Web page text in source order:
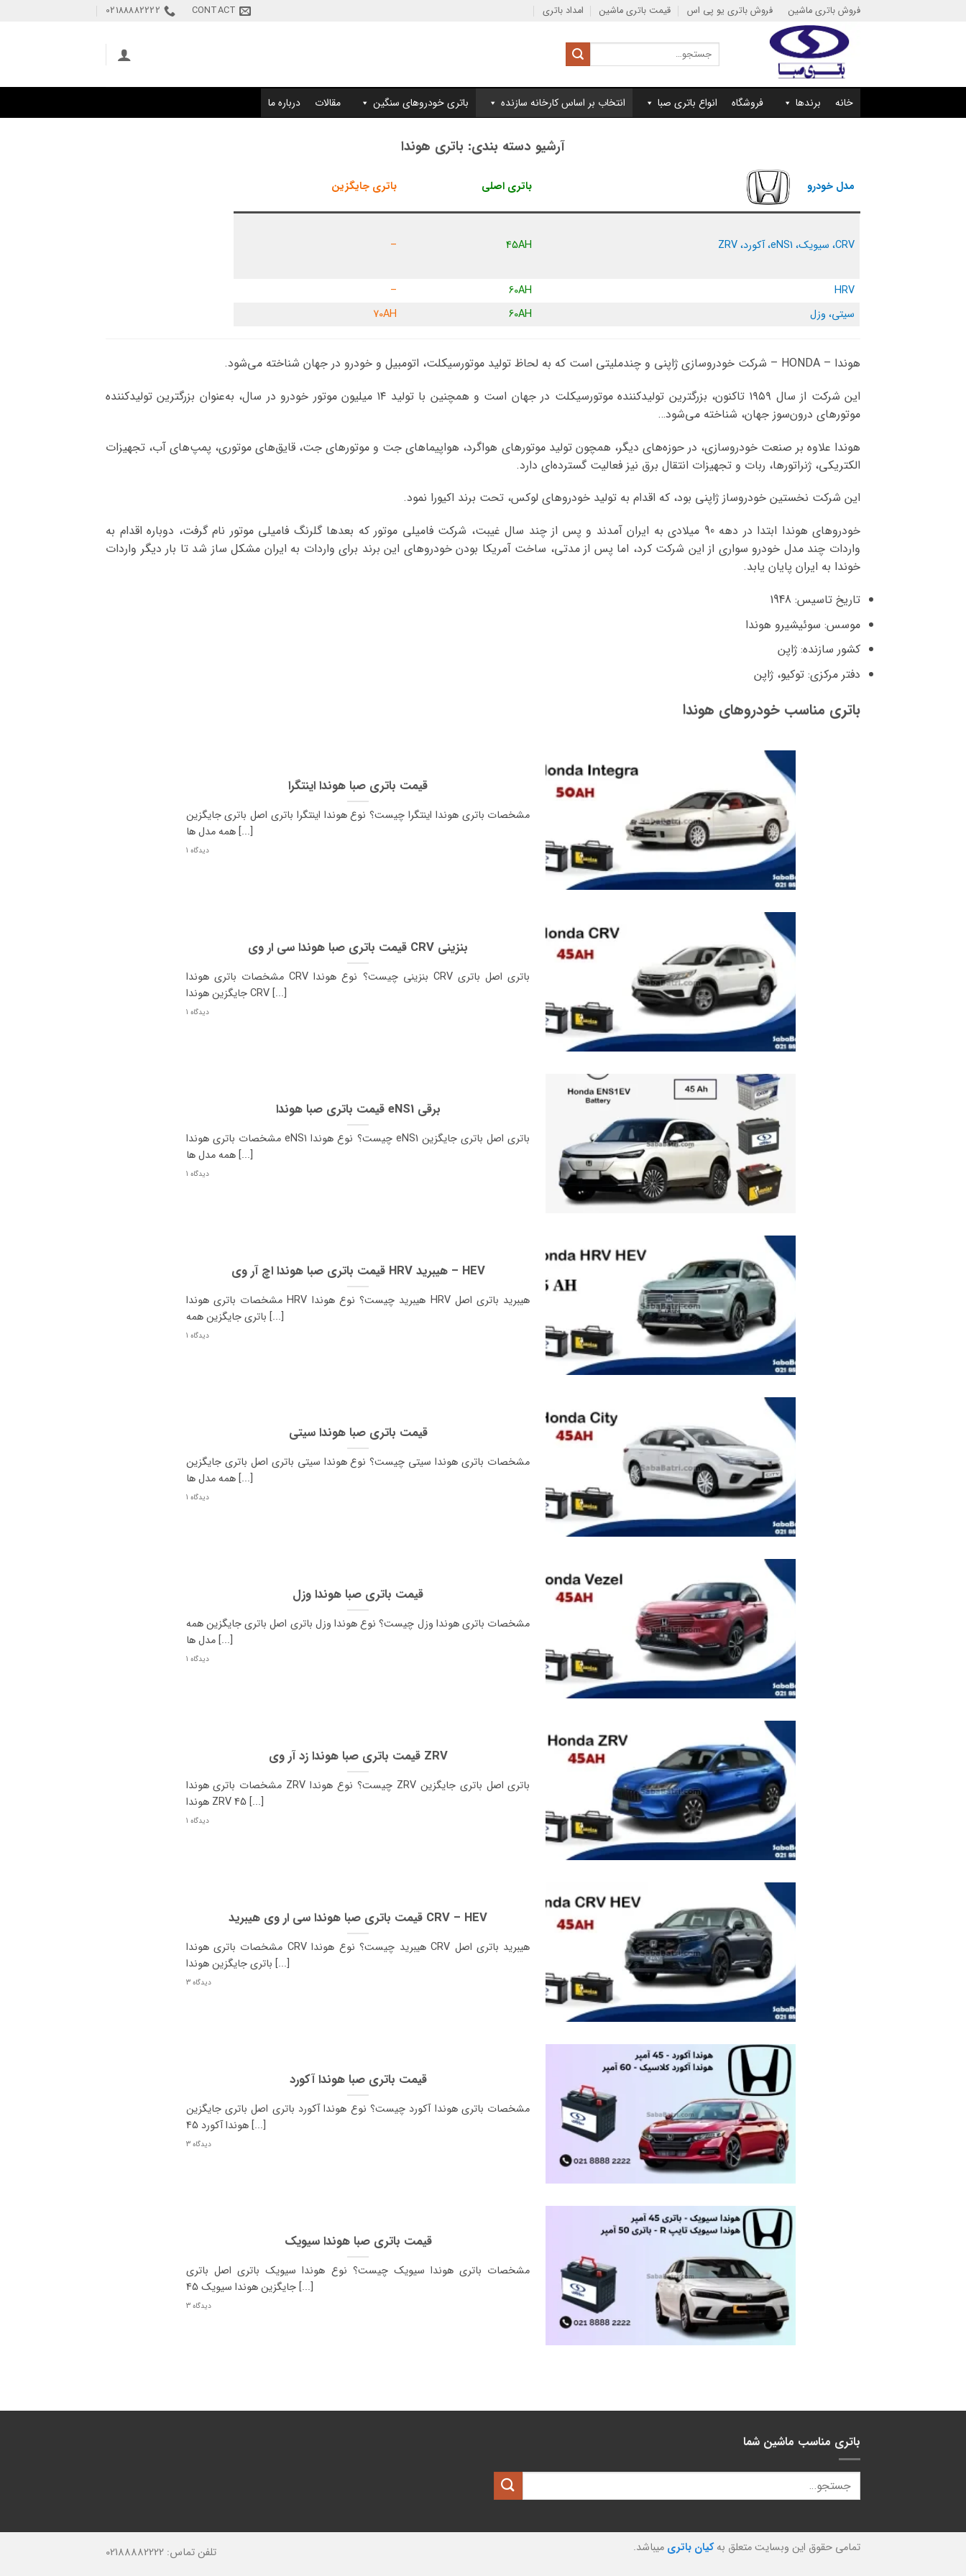
فروش باتری ماشین فروش باتری یو پی اس قیمت باتری ماشین امداد باتری CONTACT
02188882222
جستجو
برای:
خانه برندها فروشگاه انواع باتری صبا انتخاب بر اساس کارخانه سازنده باتری خودروهای سنگین مقالات درباره ما
آرشیو دسته بندی: باتری هوندا
مدل خودرو باتری اصلی باتری جایگزین
CRV، سیویک، eNS1، آکورد، ZRV 45AH
–
HRV
60AH
–
سیتی، وزل
60AH
70AH
هوندا – HONDA – شرکت خودروسازی ژاپنی و چندملیتی است که به لحاظ تولید موتورسیکلت، اتومبیل و خودرو در جهان شناخته می‌شود.
این شرکت از سال ۱۹۵۹ تاکنون، بزرگترین تولیدکننده موتورسیکلت در جهان است و همچنین با تولید ۱۴ میلیون موتور خودرو در سال، به‌عنوان بزرگترین تولیدکننده
موتورهای درون‌سوز جهان، شناخته می‌شود…
هوندا علاوه بر صنعت خودروسازی، در حوزه‌های دیگر، همچون تولید موتورهای هواگرد، هواپیماهای جت و موتورهای جت، قایق‌های موتوری، پمپ‌های آب، تجهیزات
الکتریکی، ژنراتورها، ربات و تجهیزات انتقال برق نیز فعالیت گسترده‌ای دارد.
این شرکت نخستین خودروساز ژاپنی بود، که اقدام به تولید خودروهای لوکس، تحت برند اکیورا نمود.
خودروهای هوندا ابتدا در دهه 90 میلادی به ایران آمدند و پس از چند سال غیبت، شرکت فامیلی موتور که بعدها گلرنگ فامیلی موتور نام گرفت، دوباره اقدام به
واردات چند مدل خودرو سواری از این شرکت کرد، اما پس از مدتی، ساخت آمریکا بودن خودروهای این برند برای واردات به ایران مشکل ساز شد تا بار دیگر واردات
خوندا به ایران پایان یابد.
تاریخ تاسیس: 1948
موسس: سوئیشیرو هوندا
کشور سازنده: ژاپن
دفتر مرکزی: توکیو، ژاپن
باتری مناسب خودروهای هوندا
قیمت باتری صبا هوندا اینتگرا
مشخصات باتری هوندا اینتگرا چیست؟ نوع هوندا اینتگرا باتری اصل باتری جایگزین
همه مدل ها [...]
1 دیدگاه
قیمت باتری صبا هوندا سی ار وی CRV بنزینی
مشخصات باتری هوندا CRV بنزینی چیست؟ نوع هوندا CRV باتری اصل باتری
جایگزین هوندا CRV [...]
1 دیدگاه
قیمت باتری صبا هوندا eNS1 برقی
مشخصات باتری هوندا eNS1 چیست؟ نوع هوندا eNS1 باتری اصل باتری جایگزین
همه مدل ها [...]
1 دیدگاه
قیمت باتری صبا هوندا اچ آر وی HRV هیبرید – HEV
مشخصات باتری هوندا HRV هیبرید چیست؟ نوع هوندا HRV هیبرید باتری اصل
باتری جایگزین همه [...]
1 دیدگاه
قیمت باتری صبا هوندا سیتی
مشخصات باتری هوندا سیتی چیست؟ نوع هوندا سیتی باتری اصل باتری جایگزین
همه مدل ها [...]
1 دیدگاه
قیمت باتری صبا هوندا وزل
مشخصات باتری هوندا وزل چیست؟ نوع هوندا وزل باتری اصل باتری جایگزین همه
مدل ها [...]
1 دیدگاه
قیمت باتری صبا هوندا زد آر وی ZRV
مشخصات باتری هوندا ZRV چیست؟ نوع هوندا ZRV باتری اصل باتری جایگزین
هوندا ZRV 45 [...]
1 دیدگاه
قیمت باتری صبا هوندا سی ار وی هیبرید CRV – HEV
مشخصات باتری هوندا CRV هیبرید چیست؟ نوع هوندا CRV هیبرید باتری اصل
باتری جایگزین هوندا [...]
3 دیدگاه
قیمت باتری صبا هوندا آکورد
مشخصات باتری هوندا آکورد چیست؟ نوع هوندا آکورد باتری اصل باتری جایگزین
هوندا آکورد 45 [...]
3 دیدگاه
قیمت باتری صبا هوندا سیویک
مشخصات باتری هوندا سیویک چیست؟ نوع هوندا سیویک باتری اصل باتری
جایگزین هوندا سیویک 45 [...]
3 دیدگاه
باتری مناسب ماشین شما
تلفن تماس: 02188882222 تمامی حقوق این وبسایت متعلق بهکیان باتری میباشد.